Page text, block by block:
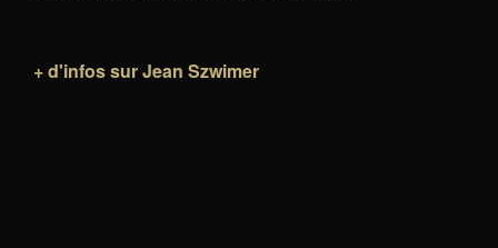
+ d'infos sur Jean Szwimer